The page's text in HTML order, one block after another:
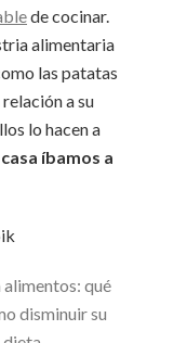
de cocinar.
alimentaria
las patatas
a su
lo hacen a
íbamos a
qué
disminuir su